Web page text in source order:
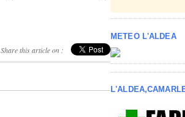
Share this article on :
METEO L'ALDEA